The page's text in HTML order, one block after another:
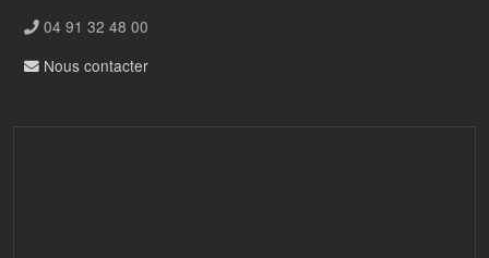
04 91 32 48 00
Nous contacter